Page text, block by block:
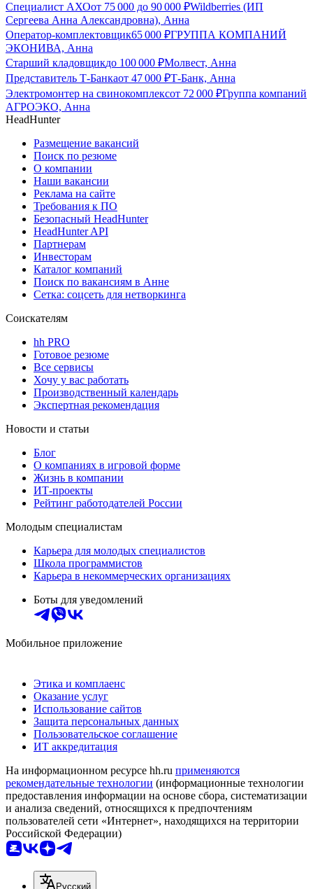
Специалист АХОот 75 000 до 90 000 ₽Wildberries (ИП
Сергеева Анна Александровна), Анна
Оператор-комплектовщик65 000 ₽ГРУППА КОМПАНИЙ
ЭКОНИВА, Анна
Старший кладовщикдо 100 000 ₽Молвест, Анна
Представитель Т-Банкаот 47 000 ₽Т-Банк, Анна
Электромонтер на свинокомплексот 72 000 ₽Группа компаний
АГРОЭКО, Анна
HeadHunter
Размещение вакансий
Поиск по резюме
О компании
Наши вакансии
Реклама на сайте
Требования к ПО
Безопасный HeadHunter
HeadHunter API
Партнерам
Инвесторам
Каталог компаний
Поиск по вакансиям в Анне
Сетка: соцсеть для нетворкинга
Соискателям
hh PRO
Готовое резюме
Все сервисы
Хочу у вас работать
Производственный календарь
Экспертная рекомендация
Новости и статьи
Блог
О компаниях в игровой форме
Жизнь в компании
ИТ-проекты
Рейтинг работодателей России
Молодым специалистам
Карьера для молодых специалистов
Школа программистов
Карьера в некоммерческих организациях
Боты для уведомлений
Мобильное приложение
Этика и комплаенс
Оказание услуг
Использование сайтов
Защита персональных данных
Пользовательское соглашение
ИТ аккредитация
На информационном ресурсе hh.ru применяются
рекомендательные технологии (информационные технологии
предоставления информации на основе сбора, систематизации
и анализа сведений, относящихся к предпочтениям
пользователей сети «Интернет», находящихся на территории
Российской Федерации)
Русский